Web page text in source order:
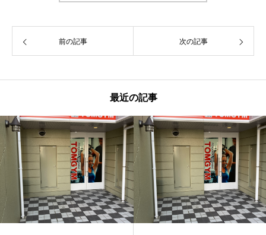
前の記事 次の記事
最近の記事